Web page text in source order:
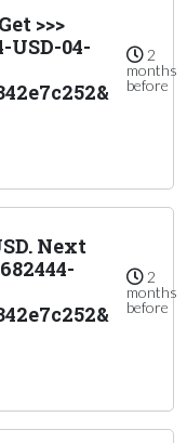
>>>
USD-04-
2
months
before
Next
2
months
before